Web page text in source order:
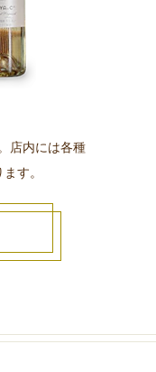
店内には各種
す。